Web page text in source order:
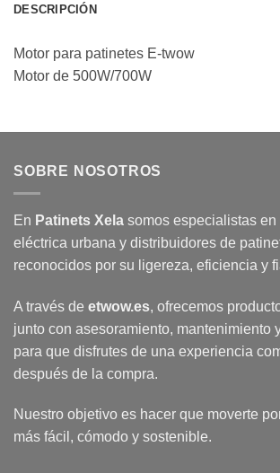
DESCRIPCIÓN
Motor para patinetes E-twow
Motor de 500W/700W
SOBRE NOSOTROS
En Patinets Xela somos especialistas en
eléctrica urbana y distribuidores de
reconocidos por su ligereza, eficiencia y
A través de etwow.es, ofrecemos
junto con asesoramiento, mantenimiento
para que disfrutes de una experiencia
después de la compra.
Nuestro objetivo es hacer que moverte
más fácil, cómodo y sostenible.